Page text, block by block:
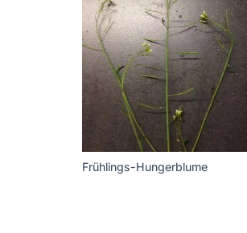
Frühlings-Hungerblume